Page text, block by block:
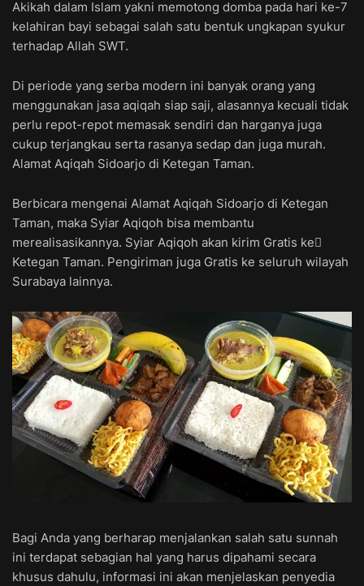
Akikah dalam Islam yakni memotong domba pada hari ke-7
kelahiran bayi sebagai salah satu bentuk ungkapan syukur
terhadap Allah SWT.
Di periode yang serba modern ini banyak orang yang
menggunakan jasa aqiqah siap saji, alasannya kecuali tidak
perlu repot-repot memasak sendiri dan harganya juga
cukup terjangkau serta rasanya sedap dan juga murah.
Alamat Aqiqah Sidoarjo di Ketegan Taman.
Berbicara mengenai Alamat Aqiqah Sidoarjo di Ketegan
Taman, maka Syiar Aqiqoh bisa membantu
merealisasikannya. Syiar Aqiqoh akan kirim Gratis ke ِ
Ketegan Taman. Pengiriman juga Gratis ke seluruh wilayah
Surabaya lainnya.
Bagi Anda yang berharap menjalankan salah satu sunnah
ini terdapat sebagian hal yang harus dipahami secara
khusus dahulu, informasi ini akan menjelaskan penyedia